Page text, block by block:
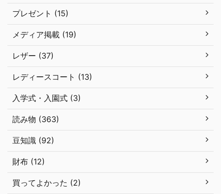
プレゼント (15)
メディア掲載 (19)
レザー (37)
レディースコート (13)
入学式・入園式 (3)
読み物 (363)
豆知識 (92)
財布 (12)
買ってよかった (2)